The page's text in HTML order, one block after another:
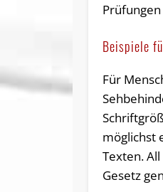
Beispiele
Für
möglichst
Texten.
Gesetz